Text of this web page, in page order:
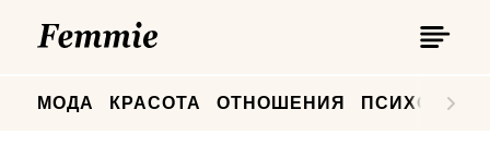
МОДА КРАСОТА ОТНОШЕНИЯ